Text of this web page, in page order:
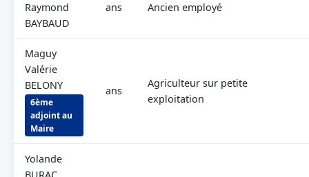
Raymond
BAYBAUD
ans Ancien employé
Maguy
Valérie
BELONY
6ème
adjoint au
Maire
ans
Agriculteur sur petite
exploitation
Yolande